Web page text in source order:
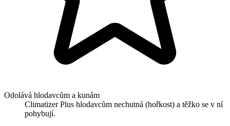
Odolává hlodavcům a kunám
Climatizer Plus hlodavcům nechutná (hořkost) a těžko se v ní
pohybují.